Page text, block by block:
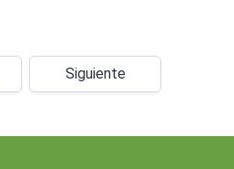
Siguiente